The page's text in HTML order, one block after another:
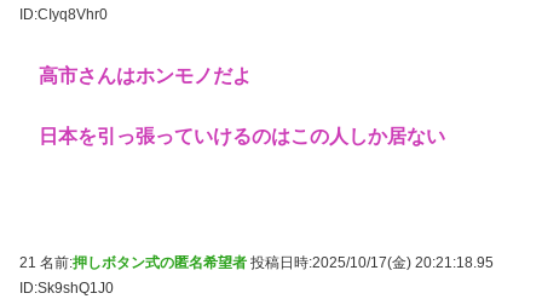
ID:CIyq8Vhr0
高市さんはホンモノだよ
日本を引っ張っていけるのはこの人しか居ない
21 名前:押しボタン式の匿名希望者 投稿日時:2025/10/17(金) 20:21:18.95
ID:Sk9shQ1J0